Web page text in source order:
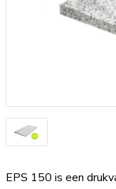
EPS 150 is een